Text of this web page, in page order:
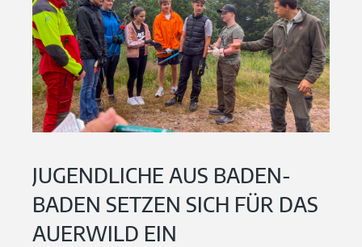
JUGENDLICHE AUS BADEN-
BADEN SETZEN SICH FÜR DAS
AUERWILD EIN